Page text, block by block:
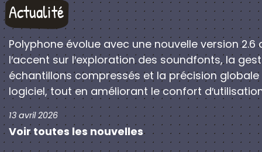
Actualité
Polyphone évolue avec une nouvelle version 2.6
l′accent sur l′exploration des soundfonts, la
échantillons compressés et la précision globale
logiciel, tout en améliorant le confort
13 avril 2026
Voir toutes les nouvelles